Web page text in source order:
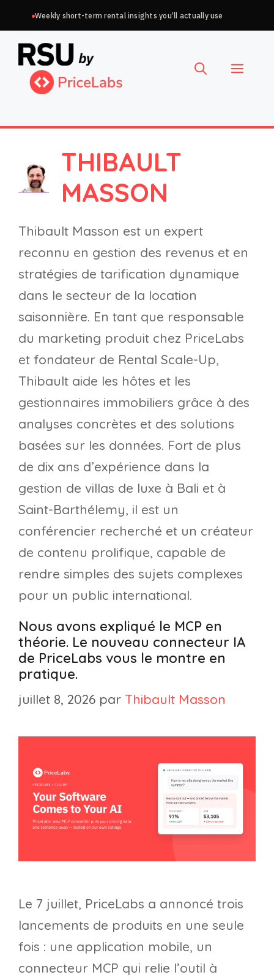
au
contenu
Weekly short-term rental insights you’ll actually use
Choisir
une
langue
Menu
THIBAULT
MASSON
Thibault Masson est un expert
reconnu en gestion des revenus et en
stratégies de tarification dynamique
dans le secteur de la location
saisonnière. En tant que responsable
du marketing produit chez PriceLabs
et fondateur de Rental Scale-Up,
Thibault aide les hôtes et les
gestionnaires immobiliers grâce à des
analyses concrètes et des solutions
basées sur les données. Fort de plus
de dix ans d’expérience dans la
gestion de villas de luxe à Bali et à
Saint-Barthélemy, il est un
conférencier recherché et un créateur
de contenu prolifique, capable de
rendre simples des sujets complexes
pour un public international.
Nous avons expliqué le MCP en
théorie. Le nouveau connecteur IA
de PriceLabs vous le montre en
pratique.
juillet 8, 2026 par Thibault Masson
Le 7 juillet, PriceLabs a annoncé trois
lancements de produits en une seule
fois : une application mobile, un
connecteur MCP qui relie l’outil à